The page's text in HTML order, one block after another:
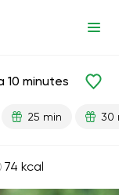
10 minutes
25 min 30
74 kcal